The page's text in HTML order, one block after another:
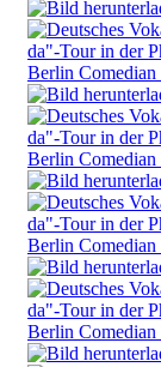
Berlin Comedian
Berlin Comedian
Berlin Comedian
Berlin Comedian